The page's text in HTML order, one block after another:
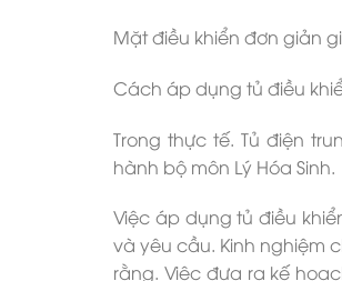
Mặt điều khiển đơn giản
Cách áp dụng tủ điều
Trong thực tế. Tủ điện
hành bộ môn Lý Hóa Sinh.
Việc áp dụng tủ điều
và yêu cầu. Kinh nghiệm
rằng. Việc đưa ra kế